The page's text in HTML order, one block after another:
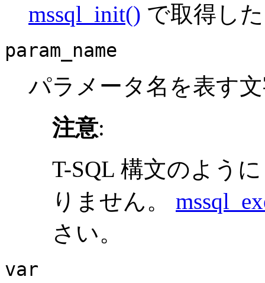
mssql_init() で取得し
param_name
パラメータ名を表す
注意:
T-SQL 構文のよう
りません。
さい。
var